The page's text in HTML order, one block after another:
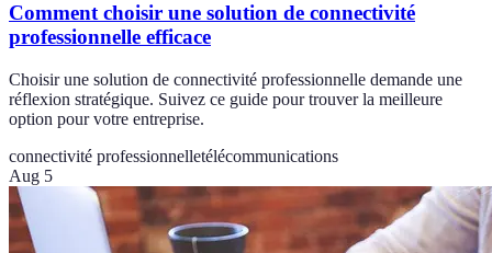
Comment choisir une solution de connectivité
professionnelle efficace
Choisir une solution de connectivité professionnelle demande une
réflexion stratégique. Suivez ce guide pour trouver la meilleure
option pour votre entreprise.
connectivité professionnelletélécommunications
Aug 5